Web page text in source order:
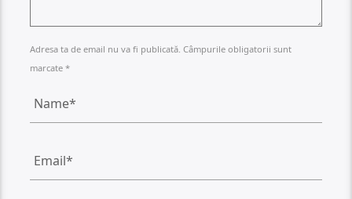
Adresa ta de email nu va fi publicată. Câmpurile obligatorii sunt
marcate *